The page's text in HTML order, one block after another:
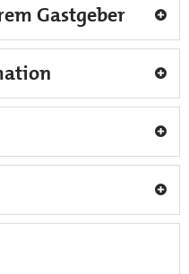
Gastgeber